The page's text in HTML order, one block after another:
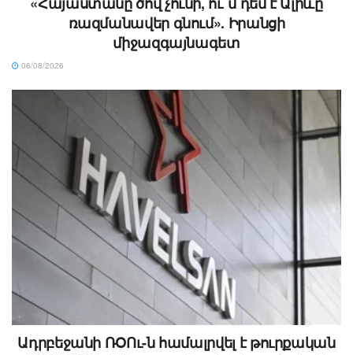
ռազմանավեր գնում». Իրանցի
միջազգայնագետ
06/08/2026
Ադրբեջանի ՌՕՈւ-ն համալրվել է թուրքական